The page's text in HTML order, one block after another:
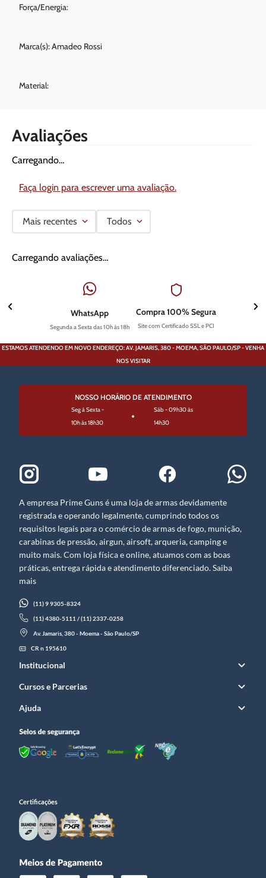
Força/Energia:
Marca(s): Amadeo Rossi
Material:
Avaliações
Carregando…
Faça login para escrever uma avaliação.
Mais recentes Todos
Carregando avaliações…
WhatsApp
Segunda a Sexta das 10h às 18h
Compra 100% Segura
Site com Certificado SSL e PCI
ESTAMOS ATENDENDO EM NOVO ENDEREÇO: AV. JAMARIS, 380 - MOEMA, SÃO PAULO/SP - VENHA
NOS VISITAR
NOSSO HORÁRIO DE ATENDIMENTO
Seg à Sexta -
10h às 18h30
Sáb - 09h30 às
14h30
A empresa Prime Guns é uma loja de armas devidamente
registrada e operando legalmente, cumprindo todos os
requisitos legais para o comércio de armas de fogo, munição,
carabinas de pressão, airgun, airsoft, arqueria, camping e
muito mais. Com loja física e online, atuamos com as boas
práticas, entrega rápida e atendimento diferenciado. Saiba
mais
(11) 9 9305-8324
(11) 4380-5111 / (11) 2337-0258
Av. Jamaris, 380 - Moema - São Paulo/SP
CR n 195610
Institucional
Cursos e Parcerias
Ajuda
Certificações